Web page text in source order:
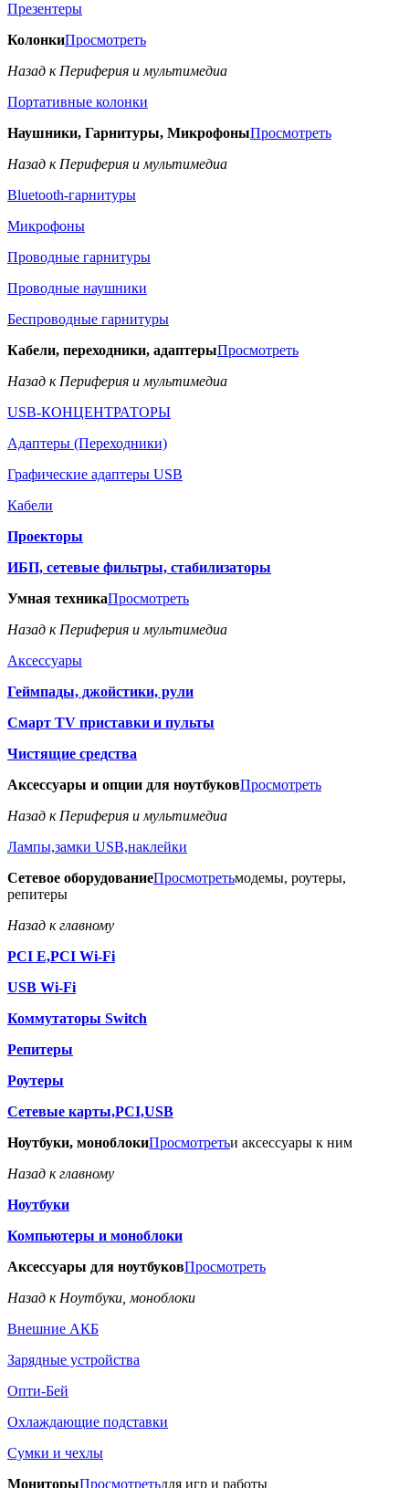
Презентеры
КолонкиПросмотреть
Назад к Периферия и мультимедиа
Портативные колонки
Наушники, Гарнитуры, МикрофоныПросмотреть
Назад к Периферия и мультимедиа
Bluetooth-гарнитуры
Микрофоны
Проводные гарнитуры
Проводные наушники
Беспроводные гарнитуры
Кабели, переходники, адаптерыПросмотреть
Назад к Периферия и мультимедиа
USB-КОНЦЕНТРАТОРЫ
Адаптеры (Переходники)
Графические адаптеры USB
Кабели
Проекторы
ИБП, сетевые фильтры, стабилизаторы
Умная техникаПросмотреть
Назад к Периферия и мультимедиа
Аксессуары
Геймпады, джойстики, рули
Смарт TV приставки и пульты
Чистящие средства
Аксессуары и опции для ноутбуковПросмотреть
Назад к Периферия и мультимедиа
Лампы,замки USB,наклейки
Сетевое оборудованиеПросмотретьмодемы, роутеры,
репитеры
Назад к главному
PCI E,PCI Wi-Fi
USB Wi-Fi
Коммутаторы Switch
Репитеры
Роутеры
Сетевые карты,PCI,USB
Ноутбуки, моноблокиПросмотретьи аксессуары к ним
Назад к главному
Ноутбуки
Компьютеры и моноблоки
Аксессуары для ноутбуковПросмотреть
Назад к Ноутбуки, моноблоки
Внешние АКБ
Зарядные устройства
Опти-Бей
Охлаждающие подставки
Сумки и чехлы
МониторыПросмотретьдля игр и работы